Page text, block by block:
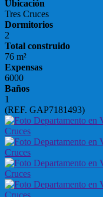
Ubicación
Tres Cruces
Dormitorios
2
Total construido
76 m²
Expensas
6000
Baños
1
(REF. GAP7181493)